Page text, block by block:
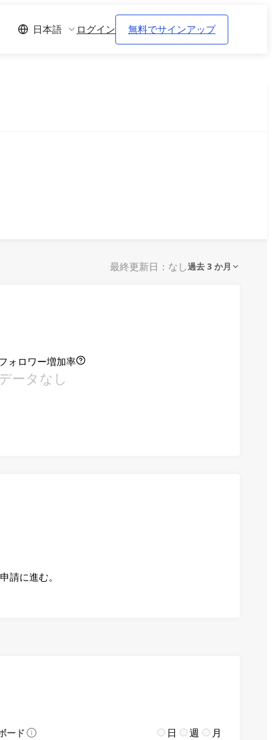
日本語 ログイン 無料でサインアップ
最終更新日：なし過去 3 か月
ォロワー増加率
ータなし
請に進む。
ード 日 週 月